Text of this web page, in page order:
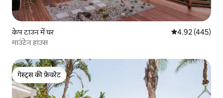
केप टाउन में घर औसत रेटिंग 5 में से
4.92 (445)
माउंटेन हाउस
गेस्ट्स की फ़ेवरेट
गेस्ट्स की फ़ेवरेट